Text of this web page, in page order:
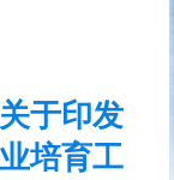
于印发
培育工